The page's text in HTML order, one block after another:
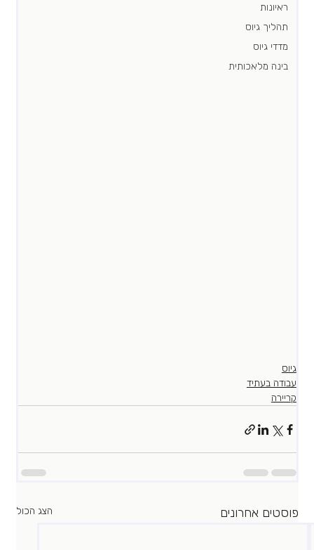
ראיונות
תהליך גיוס
מדדי גיוס
בינה מלאכותית
גיוס
עבודה בעתיד
קריירה
פוסטים אחרונים הצג הכול